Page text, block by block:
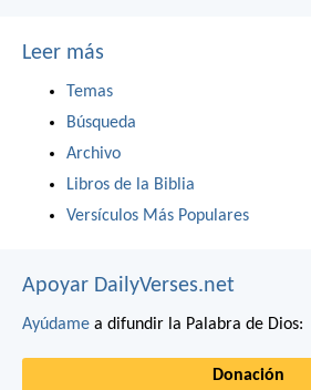
Leer más
Temas
Búsqueda
Archivo
Libros de la Biblia
Versículos Más Populares
Apoyar DailyVerses.net
Ayúdame a difundir la Palabra de Dios:
Donación